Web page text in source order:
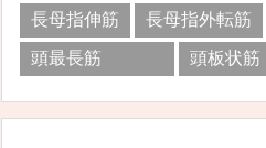
長母指伸筋
長母指外転筋
頭最長筋
頭板状筋